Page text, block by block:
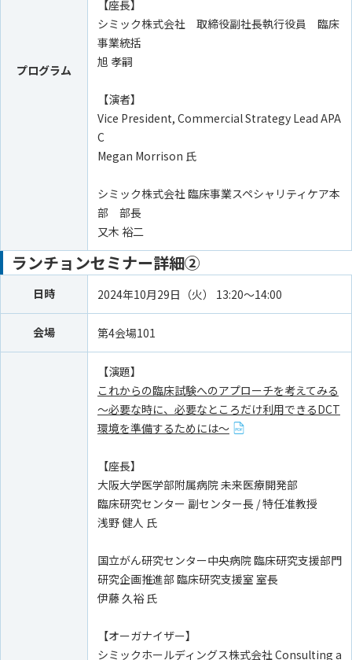
プログラム
【座長】
シミック株式会社 取締役副社長執行役員 臨床
事業統括
旭 孝嗣
【演者】
Vice President, Commercial Strategy Lead APA
C
Megan Morrison 氏
シミック株式会社 臨床事業スペシャリティケア本
部 部長
又木 裕二
ランチョンセミナー詳細②
日時 2024年10月29日（火） 13:20～14:00
会場 第4会場101
【演題】
これからの臨床試験へのアプローチを考えてみる
～必要な時に、必要なところだけ利用できるDCT
環境を準備するためには～
【座長】
大阪大学医学部附属病院 未来医療開発部
臨床研究センター 副センター長 / 特任准教授
浅野 健人 氏
国立がん研究センター中央病院 臨床研究支援部門
研究企画推進部 臨床研究支援室 室長
伊藤 久裕 氏
【オーガナイザー】
シミックホールディングス株式会社 Consulting a